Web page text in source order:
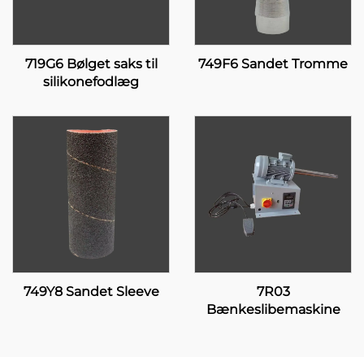
719G6 Bølget saks til
silikonefodlæg
749F6 Sandet Tromme
749Y8 Sandet Sleeve
7R03
Bænkeslibemaskine